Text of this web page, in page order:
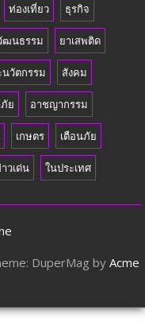
ท่องเที่ยว ธุรกิจ
ฒนธรรม ยาเสพติด
วัตกรรม สังคม
ย อาชญากรรม
เกษตร เตือนภัย
วเด่น ในประเทศ
DuperMag by Acme